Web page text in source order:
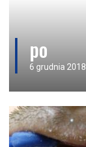
po
6 grudnia 2018